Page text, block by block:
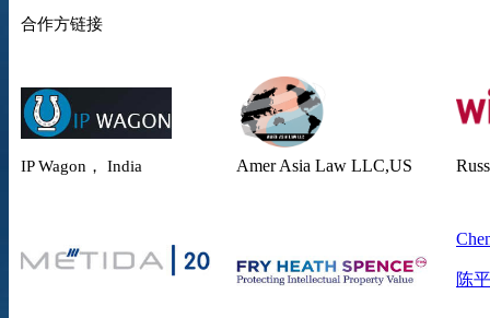
合作方链接
IP Wagon， India Amer Asia Law LLC,US
陈